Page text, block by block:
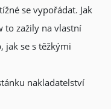
se vypořádat. Jak
to zažily na vlastní
jak se s těžkými
nakladatelství